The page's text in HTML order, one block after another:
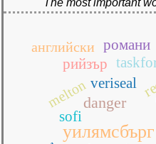
The most important
уилямсбърг
danger
sofi
veriseal
рийзър
романи
melton
английски